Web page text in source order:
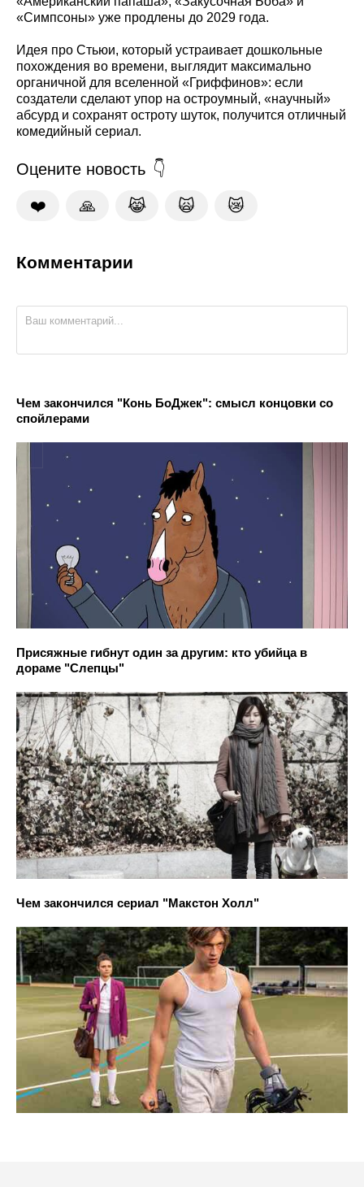
«Симпсоны» уже продлены до 2029 года.
Идея про Стьюи, который устраивает дошкольные
похождения во времени, выглядит максимально
органичной для вселенной «Гриффинов»: если
создатели сделают упор на остроумный, «научный»
абсурд и сохранят остроту шуток, получится отличный
комедийный сериал.
Оцените новость
❤️ 🙏 😹 🙀 😿
Комментарии
Чем закончился "Конь БоДжек": смысл концовки со
спойлерами
Присяжные гибнут один за другим: кто убийца в
дораме "Слепцы"
Чем закончился сериал "Макстон Холл"